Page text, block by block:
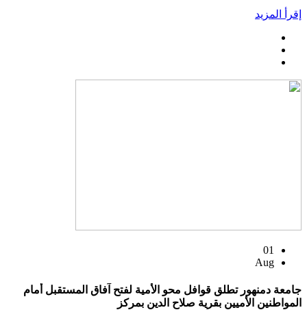
إقرأ المزيد
01
Aug
جامعة دمنهور تطلق قوافل محو الأمية لفتح آفاق المستقبل أمام
المواطنين الأميين بقرية صلاح الدين بمركز